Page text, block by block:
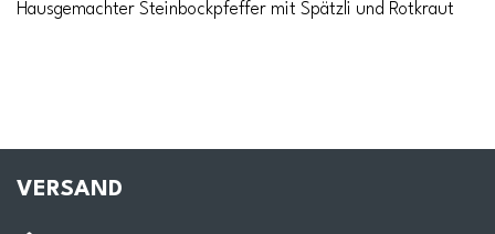
Hausgemachter Steinbockpfeffer mit Spätzli und Rotkraut
VERSAND